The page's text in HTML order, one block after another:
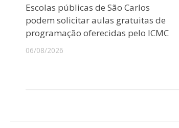
Escolas públicas de São Carlos
podem solicitar aulas gratuitas de
programação oferecidas pelo ICMC
06/08/2026